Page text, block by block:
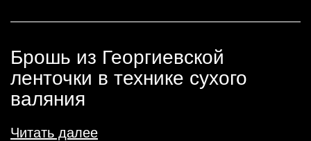
Брошь из Георгиевской
ленточки в технике сухого
валяния
Читать далее